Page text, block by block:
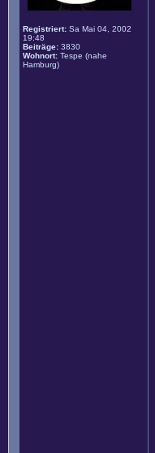
Registriert: Sa Mai 04, 2002
19:48
Beiträge: 3830
Wohnort: Tespe (nahe
Hamburg)